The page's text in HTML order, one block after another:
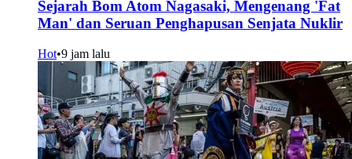
Sejarah Bom Atom Nagasaki, Mengenang 'Fat
Man' dan Seruan Penghapusan Senjata Nuklir
Hot•9 jam lalu